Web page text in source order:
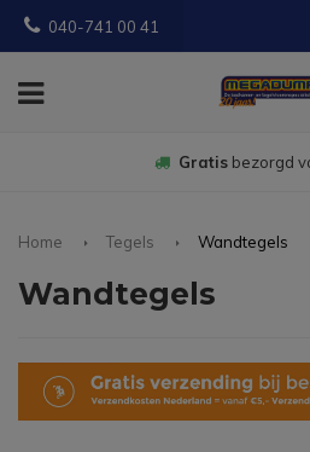
040-741 00 41
Gratis bezorgd
Home Tegels Wandtegels
Wandtegels